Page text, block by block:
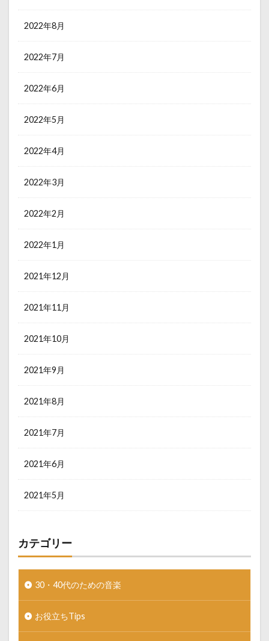
2022年8月
2022年7月
2022年6月
2022年5月
2022年4月
2022年3月
2022年2月
2022年1月
2021年12月
2021年11月
2021年10月
2021年9月
2021年8月
2021年7月
2021年6月
2021年5月
カテゴリー
30・40代のための音楽
お役立ちTips